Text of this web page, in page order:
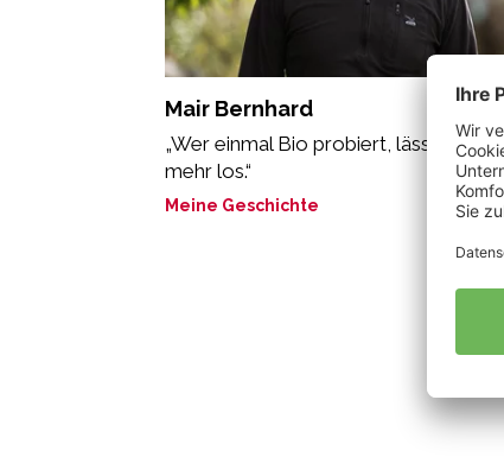
Mair Bernhard
„Wer einmal Bio probiert, lässt es
mehr los.“
Meine Geschichte